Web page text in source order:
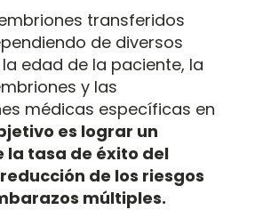
transferidos
de diversos
edad de la paciente, la
y las
médicas específicas en
es lograr un
la tasa de éxito del
de los riesgos
múltiples.